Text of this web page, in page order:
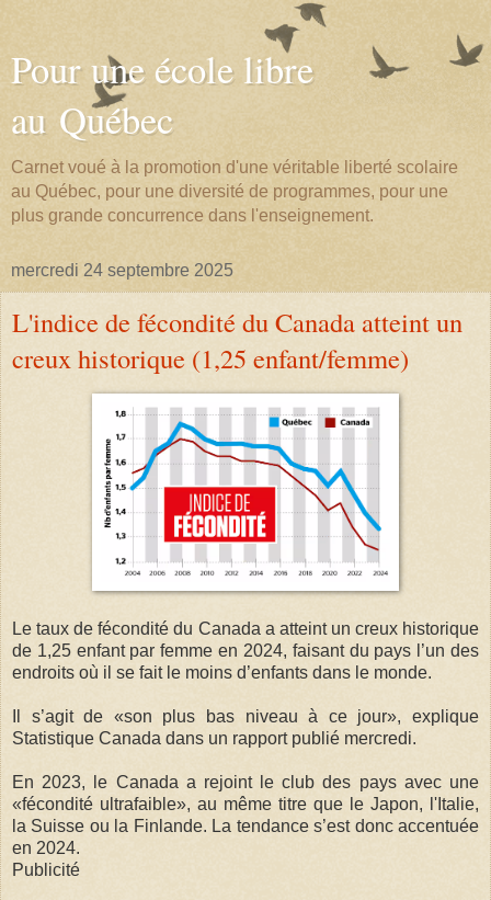
Pour une école libre
au Québec
Carnet voué à la promotion d'une véritable liberté scolaire
au Québec, pour une diversité de programmes, pour une
plus grande concurrence dans l'enseignement.
mercredi 24 septembre 2025
L'indice de fécondité du Canada atteint un
creux historique (1,25 enfant/femme)
Le taux de fécondité du Canada a atteint un creux historique
de 1,25 enfant par femme en 2024, faisant du pays l’un des
endroits où il se fait le moins d’enfants dans le monde.
Il s’agit de «son plus bas niveau à ce jour», explique
Statistique Canada dans un rapport publié mercredi.
En 2023, le Canada a rejoint le club des pays avec une
«fécondité ultrafaible», au même titre que le Japon, l'Italie,
la Suisse ou la Finlande. La tendance s’est donc accentuée
en 2024.
Publicité